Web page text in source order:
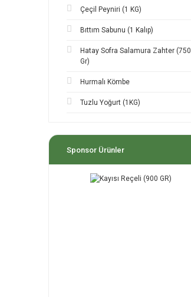
Çeçil Peyniri (1 KG)
Bıttım Sabunu (1 Kalıp)
Hatay Sofra Salamura Zahter (750
Gr)
Hurmalı Kömbe
Tuzlu Yoğurt (1KG)
Sponsor Ürünler